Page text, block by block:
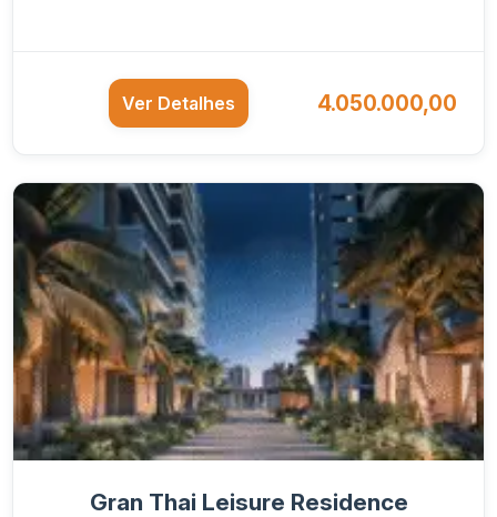
Ver Detalhes 4.050.000,00
Gran Thai Leisure Residence